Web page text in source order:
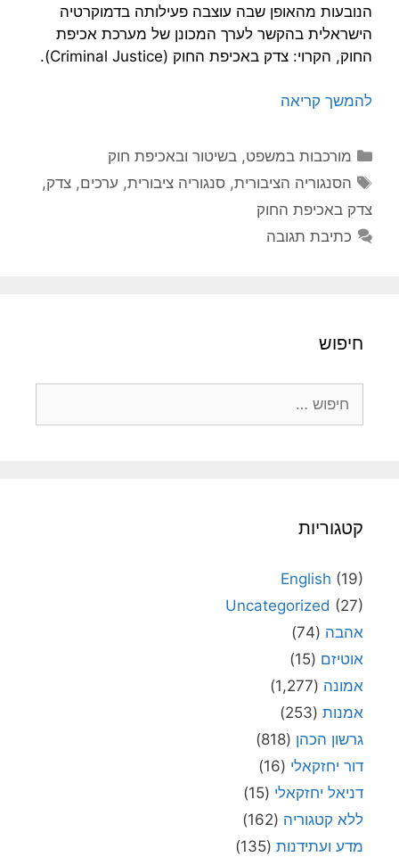
הנובעות מהאופן שבה עוצבה פעילותה בדמוקרטיה
הישראלית בהקשר לערך המכונן של מערכת אכיפת
החוק, הקרוי: צדק באכיפת החוק (Criminal Justice).
להמשך קריאה
קטגוריות
מורכבות במשפט, בשיטור ובאכיפת חוק
תגיות
הסנגוריה הציבורית,סנגוריה ציבורית, ערכים,צדק,
צדק באכיפת החוק
כתיבת תגובה
חיפוש
קטגוריות
English (19)
Uncategorized (27)
אהבה (74)
אוטיזם (15)
אמונה (1,277)
אמנות (253)
גרשון הכהן (818)
דור יחזקאלי (16)
דניאל יחזקאלי (15)
ללא קטגוריה (162)
מדע ועתידנות (135)